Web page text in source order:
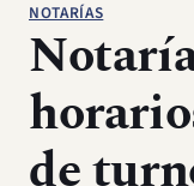
NOTARÍAS